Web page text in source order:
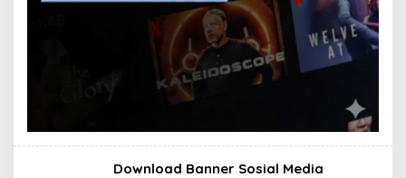
Download Banner Sosial Media